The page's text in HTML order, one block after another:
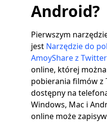
Android?
Pierwszym
jest Narzędzie do
AmoyShare z
online, której
pobierania filmów z
dostępny na
Windows, Mac i
online może